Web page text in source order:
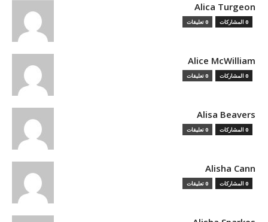
Alica Turgeon
0 المشاركات 0 تعليقات
Alice McWilliam
0 المشاركات 0 تعليقات
Alisa Beavers
0 المشاركات 0 تعليقات
Alisha Cann
0 المشاركات 0 تعليقات